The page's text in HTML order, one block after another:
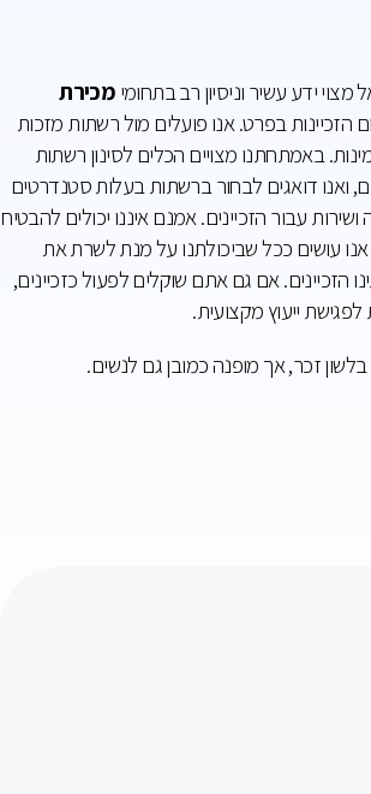
מכירת
הזכיינות בפרט. אנו פועלים מול רשתות מזכות
באמתחתנו מצויים הכלים לסינון רשתות
ואנו דואגים לבחור ברשתות בעלות סטנדרטים
עבור הזכיינים. אמנם איננו יכולים להבטיח
עושים ככל שביכולתנו על מנת לשרת את
הזכיינים. אם גם אתם שוקלים לפעול כזכיינים,
ייעוץ מקצועית.
זכר, אך מופנה כמובן גם לנשים.